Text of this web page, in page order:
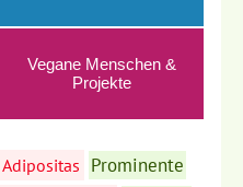
Vegane Menschen &
Projekte
Adipositas Prominente